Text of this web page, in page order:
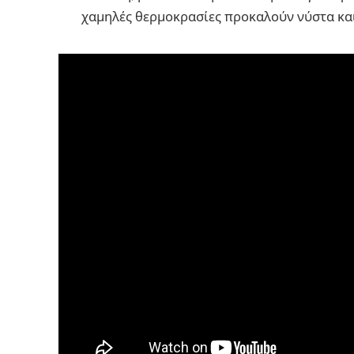
χαμηλές θερμοκρασίες προκαλούν νύστα